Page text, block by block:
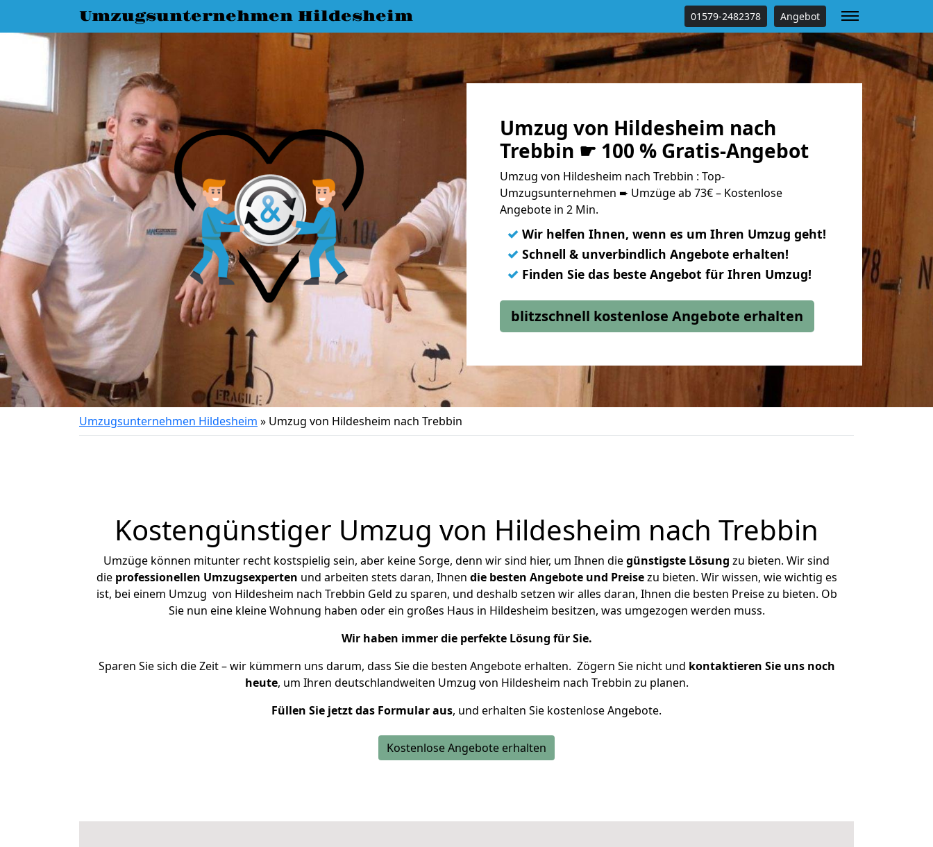
Umzugsunternehmen Hildesheim 01579-2482378 Angebot
Umzug von Hildesheim nach
Trebbin ☛ 100 % Gratis-Angebot
Umzug von Hildesheim nach Trebbin : Top-
Umzugsunternehmen ➨ Umzüge ab 73€ – Kostenlose
Angebote in 2 Min.
✓ Wir helfen Ihnen, wenn es um Ihren Umzug geht!
✓ Schnell & unverbindlich Angebote erhalten!
✓ Finden Sie das beste Angebot für Ihren Umzug!
blitzschnell kostenlose Angebote erhalten
Umzugsunternehmen Hildesheim » Umzug von Hildesheim nach Trebbin
Kostengünstiger Umzug von Hildesheim nach Trebbin
Umzüge können mitunter recht kostspielig sein, aber keine Sorge, denn wir sind hier, um Ihnen diegünstigste Lösung zu bieten. Wir sind
die professionellen Umzugsexperten und arbeiten stets daran, Ihnen die besten Angebote und Preisezu bieten. Wir wissen, wie wichtig es
ist, bei einem Umzug von Hildesheim nach Trebbin Geld zu sparen, und deshalb setzen wir alles daran, Ihnen die besten Preise zu bieten. Ob
Sie nun eine kleine Wohnung haben oder ein großes Haus in Hildesheim besitzen, was umgezogen werden muss.
Wir haben immer die perfekte Lösung für Sie.
Sparen Sie sich die Zeit – wir kümmern uns darum, dass Sie die besten Angebote erhalten. Zögern Sie nicht und kontaktieren Sie uns noch
heute, um Ihren deutschlandweiten Umzug von Hildesheim nach Trebbin zu planen.
Füllen Sie jetzt das Formular aus, und erhalten Sie kostenlose Angebote.
Kostenlose Angebote erhalten